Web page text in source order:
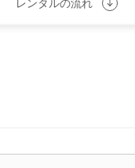
レンタルの流れ